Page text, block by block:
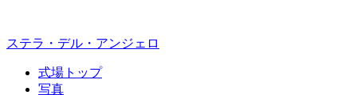
ステラ・デル・アンジェロ
式場トップ
写真